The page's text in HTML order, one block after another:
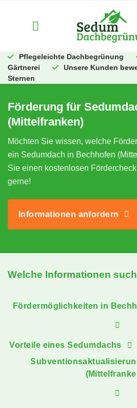
Pflegeleichte Dachbegrünung
Gärtnerei
Unsere Kunden
Sternen
Förderung für
(Mittelfranken)
Möchten Sie wissen, welche
ein Sedumdach in Bechhofen
Sie einen kostenlosen
gerne!
Informationen anfordern
Welche Informationen
Fördermöglichkeiten in
Vorteile eines Sedumdachs